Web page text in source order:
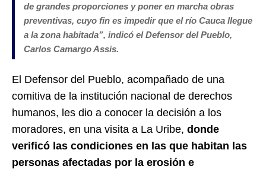
de grandes proporciones y poner en marcha obras
preventivas, cuyo fin es impedir que el río Cauca llegue
a la zona habitada”, indicó el Defensor del Pueblo,
Carlos Camargo Assis.
El Defensor del Pueblo, acompañado de una
comitiva de la institución nacional de derechos
humanos, les dio a conocer la decisión a los
moradores, en una visita a La Uribe, donde
verificó las condiciones en las que habitan las
personas afectadas por la erosión e